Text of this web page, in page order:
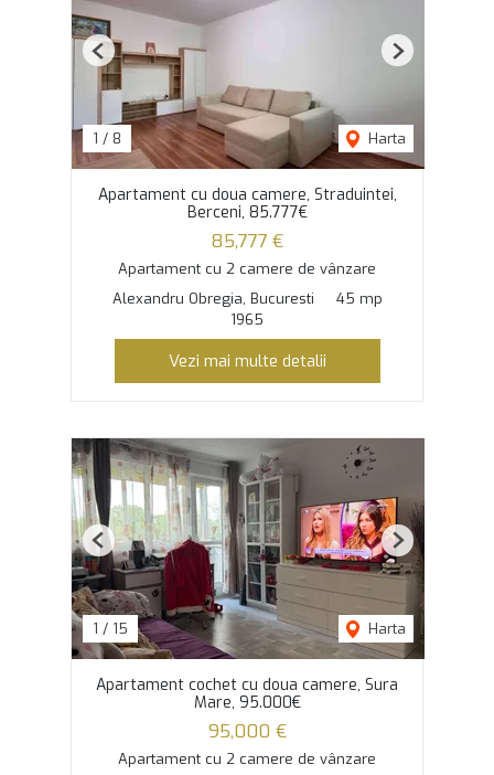
1 / 8 Harta
Previous Next
Apartament cu doua camere, Straduintei,
Berceni, 85.777€
85,777 €
Apartament cu 2 camere de vânzare
Alexandru Obregia, Bucuresti
45 mp
1965
Vezi mai multe detalii
1 / 15 Harta
Previous Next
Apartament cochet cu doua camere, Sura
Mare, 95.000€
95,000 €
Apartament cu 2 camere de vânzare